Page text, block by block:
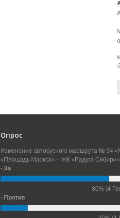
Опрос
Изменение автобусного маршрута № 94
«Площадь Маркса» – ЖК «Радуга Сибири»
- За
80% (4
- Против